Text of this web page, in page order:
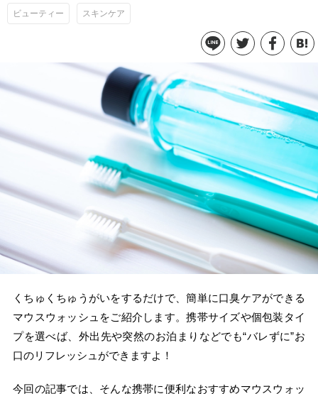
ビューティー スキンケア
くちゅくちゅうがいをするだけで、簡単に口臭ケアができる
マウスウォッシュをご紹介します。携帯サイズや個包装タイ
プを選べば、外出先や突然のお泊まりなどでも“バレずに”お
口のリフレッシュができますよ！
今回の記事では、そんな携帯に便利なおすすめマウスウォッ